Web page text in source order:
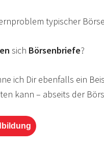
typischer
sich Börsenbriefe?
ich Dir ebenfalls ein
kann – abseits der